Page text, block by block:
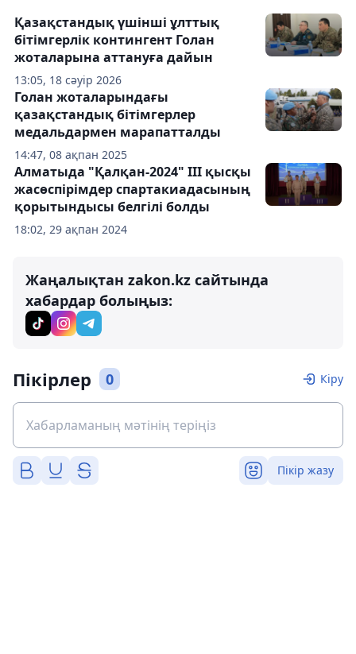
13:05, 18 сәуір 2026
Қазақстандық үшінші ұлттық
бітімгерлік контингент Голан
жоталарына аттануға дайын
14:47, 08 ақпан 2025
Голан жоталарындағы
қазақстандық бітімгерлер
медальдармен марапатталды
18:02, 29 ақпан 2024
Алматыда "Қалқан-2024" III қысқы
жасөспірімдер спартакиадасының
қорытындысы белгілі болды
Жаңалықтан zakon.kz сайтында
хабардар болыңыз:
Пікірлер 0 Кіру
Пікір жазу